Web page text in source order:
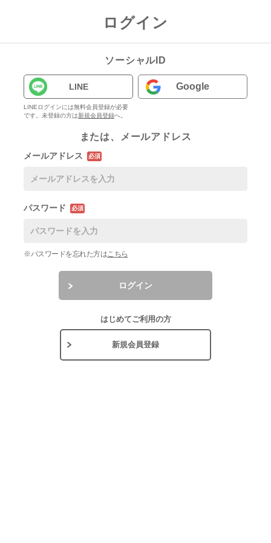
ログイン
ソーシャルID
LINE
LINEログインには無料会員登録が必要
です。未登録の方は新規会員登録へ。
Google
または、メールアドレス
メールアドレス 必須
パスワード 必須
※パスワードを忘れた方はこちら
ログイン
はじめてご利用の方
新規会員登録